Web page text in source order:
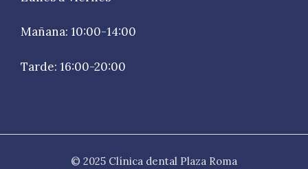
Mañana: 10:00-14:00
Tarde: 16:00-20:00
© 2025 Clínica dental Plaza Roma